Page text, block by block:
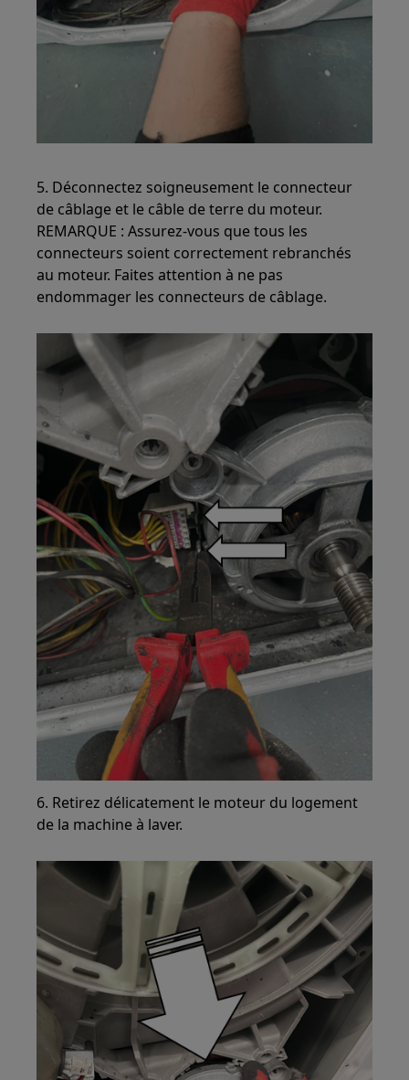
5. Déconnectez soigneusement le connecteur
de câblage et le câble de terre du moteur.
REMARQUE : Assurez-vous que tous les
connecteurs soient correctement rebranchés
au moteur. Faites attention à ne pas
endommager les connecteurs de câblage.
6. Retirez délicatement le moteur du logement
de la machine à laver.